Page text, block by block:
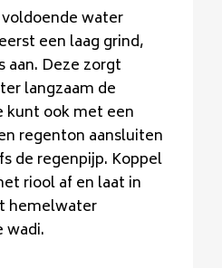
water
een laag grind,
aan. Deze zorgt
langzaam de
kunt ook met een
regenton aansluiten
de regenpijp. Koppel
riool af en laat in
hemelwater
wadi.